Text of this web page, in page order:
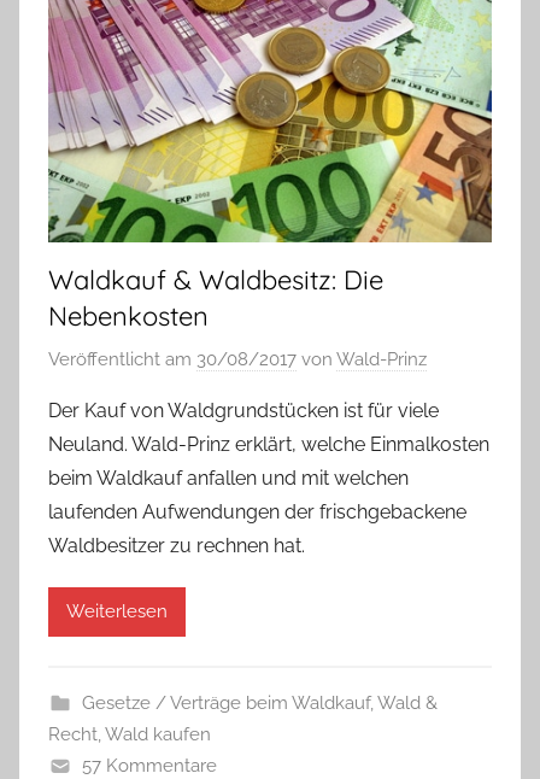
Waldkauf & Waldbesitz: Die
Nebenkosten
Veröffentlicht am 30/08/2017 von Wald-Prinz
Der Kauf von Waldgrundstücken ist für viele
Neuland. Wald-Prinz erklärt, welche Einmalkosten
beim Waldkauf anfallen und mit welchen
laufenden Aufwendungen der frischgebackene
Waldbesitzer zu rechnen hat.
Weiterlesen
Gesetze / Verträge beim Waldkauf,Wald &
Recht,Wald kaufen
57 Kommentare